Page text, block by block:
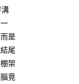
溝
是
尾
架
竟